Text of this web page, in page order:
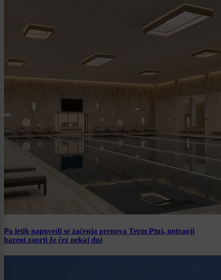
Po letih napovedi se začenja prenova Term Ptuj, notranji
bazeni zaprti že čez nekaj dni